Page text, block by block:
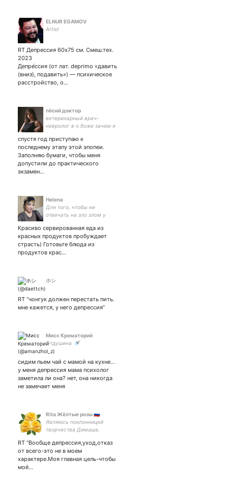
ELNUR EGAMOV
Artist
RT Депрессия 60х75 см. Смеш.тех.
2023
Депре́ссия (от лат. deprimo «давить
(вниз), подавить») — психическое
расстройство, о…
пёсий доктор
ветеринарный врач-
невролог в о боже зачем я
мне на ты
спустя год приступаю к
последнему этапу этой эпопеи.
Заполняю бумаги, чтобы меня
допустили до практического
экзамен…
Helena
Для того, чтобы не
отвечать на зло злом у
великой доброты, но
достаточно чувства
юмора!))
Красиво сервированная еда из
красных продуктов пробуждает
страсть) Готовьте блюда из
продуктов крас…
ホシ
RT “чонгук должен перестать пить.
мне кажется, у него депрессия”
Мисс Крематорий
Отдушина 🚿
сидим пьем чай с мамой на кухне…
у меня депрессия мама психолог
заметила ли она? нет, она никогда
не замечает меня
Rita Жёлтые розы 🇷🇺
Являюсь поклонницей
творчества Димаша.
#TwitterDears
RT "Вообще депрессия,уход,отказ
от всего-это не в моем
характере.Моя главная цель-чтобы
моё…